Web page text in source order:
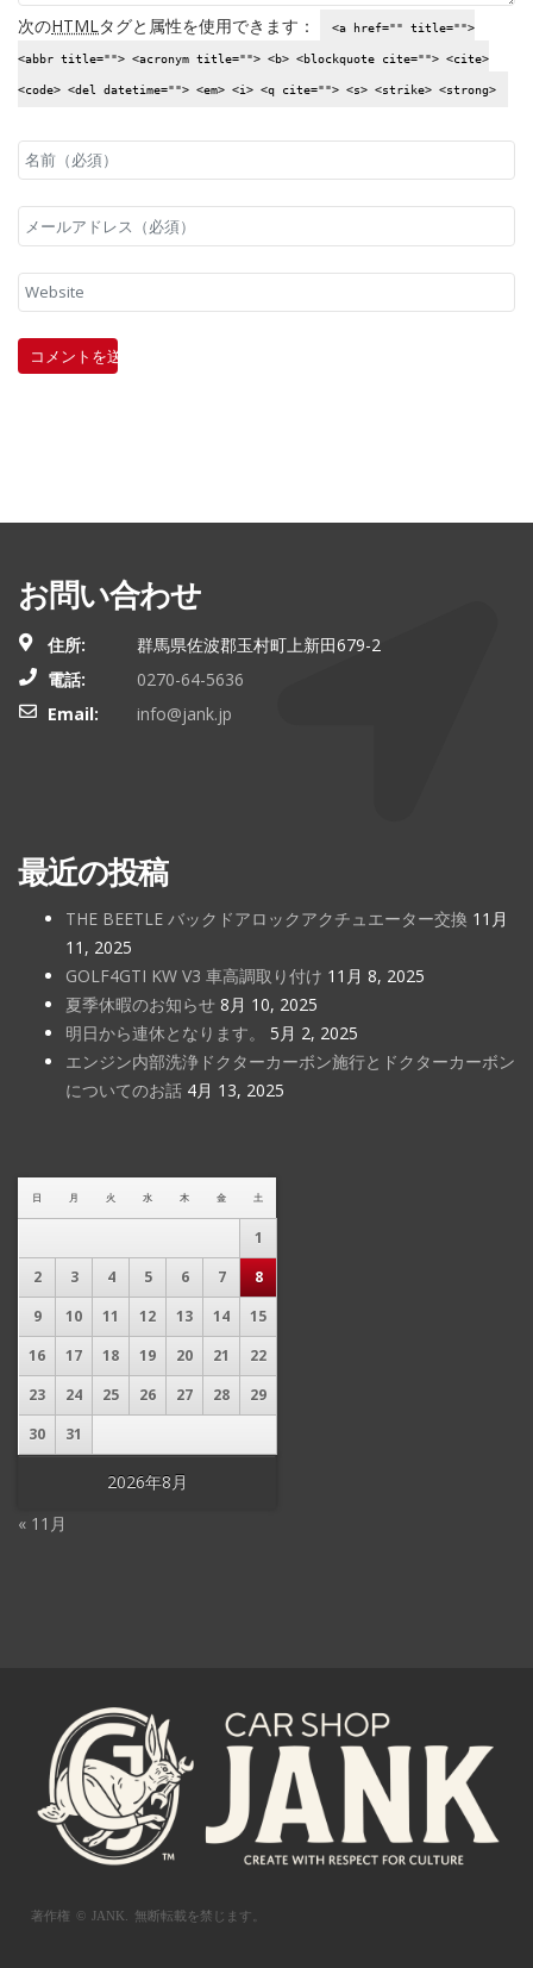
次のHTML タグと属性を使用できます： <a href="" title="">
<abbr title=""> <acronym title=""> <b> <blockquote cite=""> <cite>
<code> <del datetime=""> <em> <i> <q cite=""> <s> <strike> <strong>
お問い合わせ
住所:
群馬県佐波郡玉村町上新田679-2
電話:
0270-64-5636
Email:
info@jank.jp
最近の投稿
THE BEETLE バックドアロックアクチュエーター交換 11月
11, 2025
GOLF4GTI KW V3 車高調取り付け 11月 8, 2025
夏季休暇のお知らせ 8月 10, 2025
明日から連休となります。
5月 2, 2025
エンジン内部洗浄ドクターカーボン施行とドクターカーボン
についてのお話 4月 13, 2025
2026年8月
日 月 火 水 木 金 土
1
2
3 4 5 6 7
8
9
10 11 12 13 14
15
16
17 18 19 20 21
22
23
24 25 26 27 28
29
30
31
« 11月
著作権 © JANK. 無断転載を禁じます。